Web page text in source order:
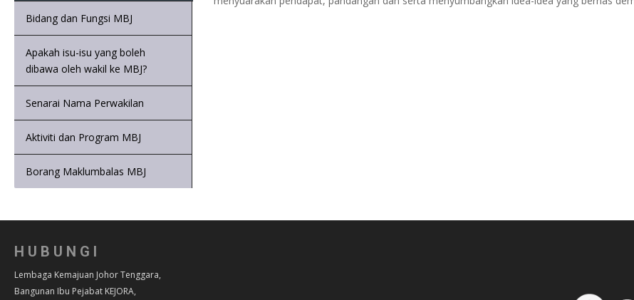
Bidang dan Fungsi MBJ
Apakah isu-isu yang boleh
dibawa oleh wakil ke MBJ?
Senarai Nama Perwakilan
Aktiviti dan Program MBJ
Borang Maklumbalas MBJ
HUBUNGI
Lembaga Kemajuan Johor Tenggara,
Bangunan Ibu Pejabat KEJORA,